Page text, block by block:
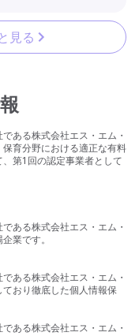
見る
ある株式会社エス・エム・
育分野における適正な有料
第1回の認定事業者として
ある株式会社エス・エム・
業です。
ある株式会社エス・エム・
おり徹底した個人情報保
ある株式会社エス・エム・